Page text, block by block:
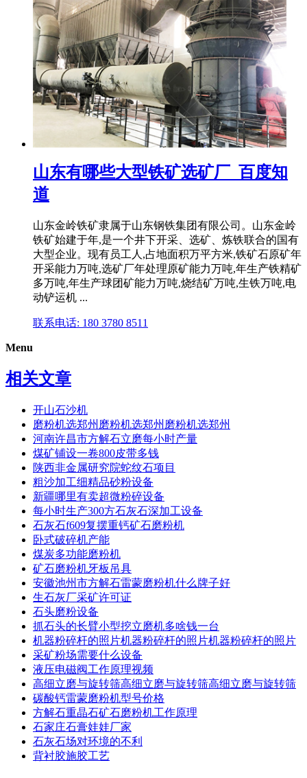
山东有哪些大型铁矿选矿厂_百度知
道
山东金岭铁矿隶属于山东钢铁集团有限公司。山东金岭
铁矿始建于年,是一个井下开采、选矿、炼铁联合的国有
大型企业。现有员工人,占地面积万平方米,铁矿石原矿年
开采能力万吨,选矿厂年处理原矿能力万吨,年生产铁精矿
多万吨,年生产球团矿能力万吨,烧结矿万吨,生铁万吨,电
动铲运机 ...
联系电话: 180 3780 8511
Menu
相关文章
开山石沙机
磨粉机选郑州磨粉机选郑州磨粉机选郑州
河南许昌市方解石立磨每小时产量
煤矿铺设一卷800皮带多钱
陕西非金属研究院蛇纹石项目
粗沙加工细精品砂粉设备
新疆哪里有卖超微粉碎设备
每小时生产300方石灰石深加工设备
石灰石f609复摆重钙矿石磨粉机
卧式破碎机产能
煤炭多功能磨粉机
矿石磨粉机牙板吊具
安徽池州市方解石雷蒙磨粉机什么牌子好
生石灰厂采矿许可证
石头磨粉设备
抓石头的长臂小型挖立磨机多啥钱一台
机器粉碎杆的照片机器粉碎杆的照片机器粉碎杆的照片
采矿粉场需要什么设备
液压电磁阀工作原理视频
高细立磨与旋转筛高细立磨与旋转筛高细立磨与旋转筛
碳酸钙雷蒙磨粉机型号价格
方解石重晶石矿石磨粉机工作原理
石家庄石膏娃娃厂家
石灰石场对环境的不利
背衬胶施胶工艺